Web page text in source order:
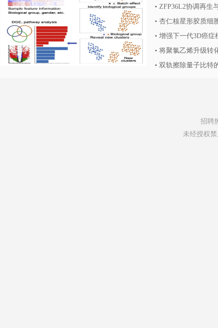
• ZFP36L2协调再生
•杏仁核星形胶质细
•增强下一代3D癌症
•将聚氯乙烯升级转
• 双轨擦除量子比特
招聘
未经授权